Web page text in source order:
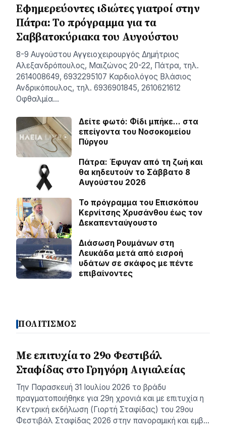
Εφημερεύοντες ιδιώτες γιατροί στην
Πάτρα: Το πρόγραμμα για τα
Σαββατοκύριακα του Αυγούστου
8-9 Αυγούστου Αγγειοχειρουργός Δημήτριος
Αλεξανδρόπουλος, Μαιζώνος 20-22, Πάτρα, τηλ.
2614008649, 6932295107 Καρδιολόγος Βλάσιος
Ανδρικόπουλος, τηλ. 6936901845, 2610621612
Οφθαλμία…
Δείτε φωτό: Φίδι μπήκε… στα
επείγοντα του Νοσοκομείου
Πύργου
Πάτρα: Έφυγαν από τη ζωή και
θα κηδευτούν το Σάββατο 8
Αυγούστου 2026
Το πρόγραμμα του Επισκόπου
Κερνίτσης Χρυσάνθου έως τον
Δεκαπενταύγουστο
Διάσωση Ρουμάνων στη
Λευκάδα μετά από εισροή
υδάτων σε σκάφος με πέντε
επιβαίνοντες
ΠΟΛΙΤΙΣΜΟΣ
Με επιτυχία το 29ο Φεστιβάλ
Σταφίδας στο Γρηγόρη Aιγιαλείας
Την Παρασκευή 31 Ιουλίου 2026 το βράδυ
πραγματοποιήθηκε για 29η χρονιά και με επιτυχία η
Κεντρική εκδήλωση (Γιορτή Σταφίδας) του 29ου
Φεστιβάλ Σταφίδας 2026 στην πανοραμική και εμβ…